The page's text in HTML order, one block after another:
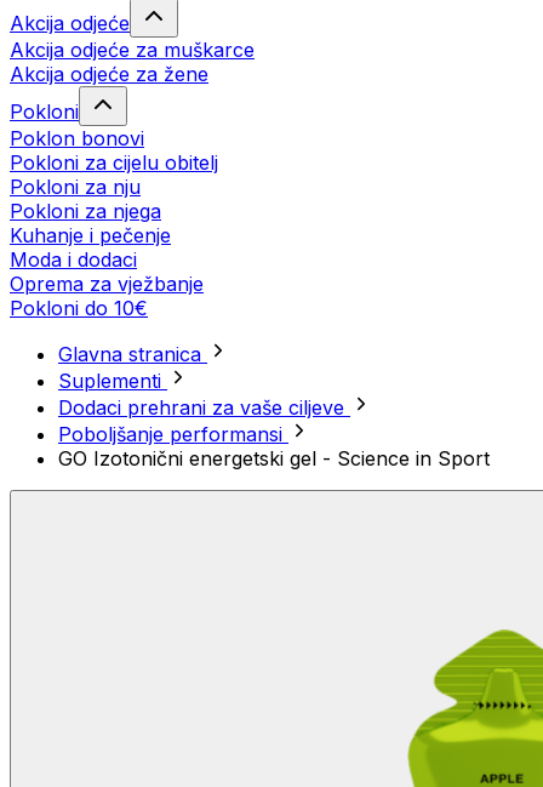
Akcija odjeće
Akcija odjeće za muškarce
Akcija odjeće za žene
Pokloni
Poklon bonovi
Pokloni za cijelu obitelj
Pokloni za nju
Pokloni za njega
Kuhanje i pečenje
Moda i dodaci
Oprema za vježbanje
Pokloni do 10€
Glavna stranica
Suplementi
Dodaci prehrani za vaše ciljeve
Poboljšanje performansi
GO Izotonični energetski gel - Science in Sport